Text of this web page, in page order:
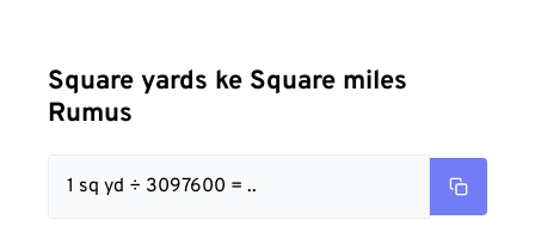
Square yards ke Square miles
Rumus
1 sq yd ÷ 3097600 = ..